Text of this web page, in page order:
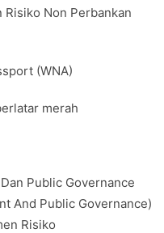
Non Perbankan
(WNA)
merah
Public Governance
And Public Governance)
Risiko